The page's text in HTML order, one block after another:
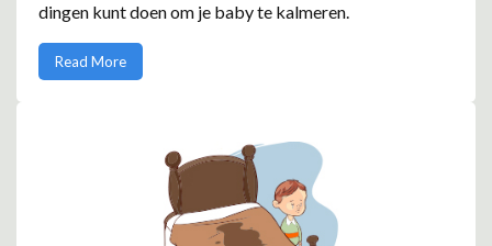
dingen kunt doen om je baby te kalmeren.
Read More